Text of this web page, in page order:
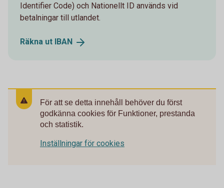
Identifier Code) och Nationellt ID används vid
betalningar till utlandet.
Räkna ut IBAN
För att se detta innehåll behöver du först
godkänna cookies för Funktioner, prestanda
och statistik.
Inställningar för cookies